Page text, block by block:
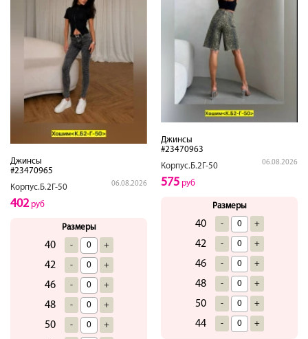
Джинсы
#23470965
Корпус.Б.2Г-50
06.08.2026
402руб
Размеры
40 - +
42 - +
46 - +
48 - +
50 - +
Джинсы
#23470963
Корпус.Б.2Г-50
06.08.2026
575 руб
Размеры
40 - +
42 - +
46 - +
48 - +
50 - +
44 - +